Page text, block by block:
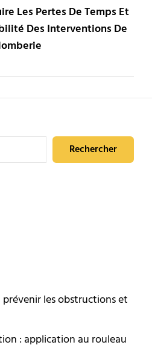
Les Pertes De Temps Et
Des Interventions De
Rechercher
les obstructions et
: application au rouleau